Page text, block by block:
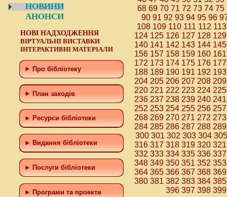
НОВИНИ
АНОНСИ
НОВІ НАДХОДЖЕННЯ
ВІРТУАЛЬНІ ВИСТАВКИ
ІНТЕРАКТИВНІ МАТЕРІАЛИ
Про бібліотеку
План заходів
Ресурси бібліотеки
Видання бібліотеки
Послуги бібліотеки
Програми та проекти
68 69 70 71 72 73 74 75
90 91 92 93 94 95 96
108 109 110 111 112 113
124 125 126 127 128 129
140 141 142 143 144 145
156 157 158 159 160 161
172 173 174 175 176 177
188 189 190 191 192 193
204 205 206 207 208 209
220 221 222 223 224 225
236 237 238 239 240 241
252 253 254 255 256 257
268 269 270 271 272 273
284 285 286 287 288 289
300 301 302 303 304 305
316 317 318 319 320 321
332 333 334 335 336 337
348 349 350 351 352 353
364 365 366 367 368 369
380 381 382 383 384 385
396 397 398 399